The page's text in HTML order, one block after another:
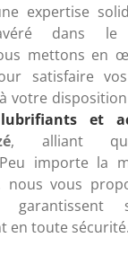
expertise
dans le
mettons en
satisfaire
votre
lubrifiants et
, alliant
importe la
nous vous
garantissent
en toute sécurité.